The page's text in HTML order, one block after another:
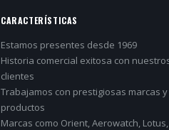
CARACTERÍSTICAS
Estamos presentes desde 1969
Historia comercial exitosa con
clientes
Trabajamos con prestigiosas marcas y
productos
Marcas como Orient, Aerowatch, Lotus,